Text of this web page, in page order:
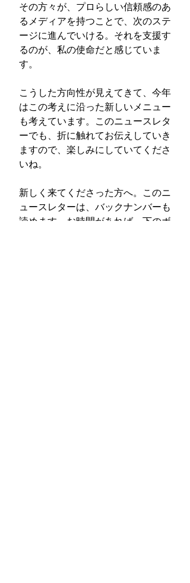
その方々が、プロらしい信頼感のあ
るメディアを持つことで、次のステ
ージに進んでいける。それを支援す
るのが、私の使命だと感じていま
す。
こうした方向性が見えてきて、今年
はこの考えに沿った新しいメニュー
も考えています。このニュースレタ
ーでも、折に触れてお伝えしていき
ますので、楽しみにしていてくださ
いね。
新しく来てくださった方へ。このニ
ュースレターは、バックナンバーも
読めます。お時間があれば、下のボ